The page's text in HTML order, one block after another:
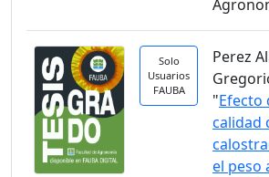
Solo
Usuarios
FAUBA
Perez
"Efecto
calidad
el peso